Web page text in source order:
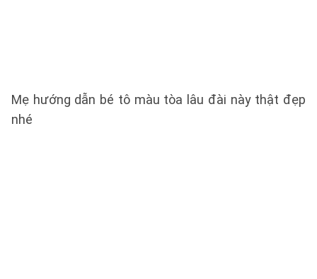
Mẹ hướng dẫn bé tô màu tòa lâu đài này thật đẹp
nhé